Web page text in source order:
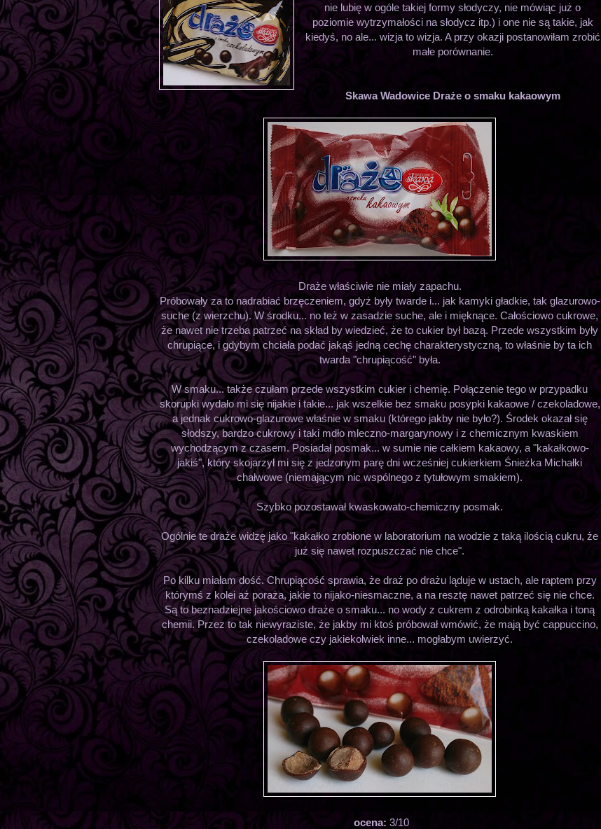
nie lubię w ogóle takiej formy słodyczy, nie mówiąc już o
poziomie wytrzymałości na słodycz itp.) i one nie są takie, jak
kiedyś, no ale... wizja to wizja. A przy okazji postanowiłam zrobić
małe porównanie.
Skawa Wadowice Draże o smaku kakaowym
Draże właściwie nie miały zapachu.
Próbowały za to nadrabiać brzęczeniem, gdyż były twarde i... jak kamyki gładkie, tak glazurowo-
suche (z wierzchu). W środku... no też w zasadzie suche, ale i mięknące. Całościowo cukrowe,
że nawet nie trzeba patrzeć na skład by wiedzieć, że to cukier był bazą. Przede wszystkim były
chrupiące, i gdybym chciała podać jakąś jedną cechę charakterystyczną, to właśnie by ta ich
twarda "chrupiącość" była.
W smaku... także czułam przede wszystkim cukier i chemię. Połączenie tego w przypadku
skorupki wydało mi się nijakie i takie... jak wszelkie bez smaku posypki kakaowe / czekoladowe,
a jednak cukrowo-glazurowe właśnie w smaku (którego jakby nie było?). Środek okazał się
słodszy, bardzo cukrowy i taki mdło mleczno-margarynowy i z chemicznym kwaskiem
wychodzącym z czasem. Posiadał posmak... w sumie nie całkiem kakaowy, a "kakałkowo-
jakiś", który skojarzył mi się z jedzonym parę dni wcześniej cukierkiem Śnieżka Michałki
chałwowe (niemającym nic wspólnego z tytułowym smakiem).
Szybko pozostawał kwaskowato-chemiczny posmak.
Ogólnie te draże widzę jako "kakałko zrobione w laboratorium na wodzie z taką ilością cukru, że
już się nawet rozpuszczać nie chce".
Po kilku miałam dość. Chrupiącość sprawia, że draż po drażu ląduje w ustach, ale raptem przy
którymś z kolei aż poraża, jakie to nijako-niesmaczne, a na resztę nawet patrzeć się nie chce.
Są to beznadziejne jakościowo draże o smaku... no wody z cukrem z odrobinką kakałka i toną
chemii. Przez to tak niewyraziste, że jakby mi ktoś próbował wmówić, że mają być cappuccino,
czekoladowe czy jakiekolwiek inne... mogłabym uwierzyć.
ocena: 3/10